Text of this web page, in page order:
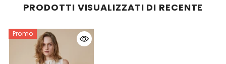
PRODOTTI VISUALIZZATI DI RECENTE
Promo